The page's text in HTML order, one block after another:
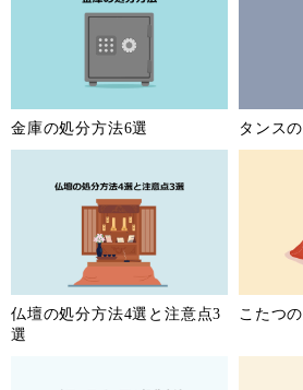
金庫の処分方法6選 タンス
仏壇の処分方法4選と注意点3
選
こたつ